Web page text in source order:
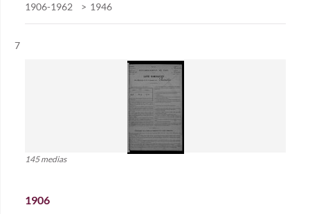
1906-1962
1946
Résultat n°
7
145 medias
1906